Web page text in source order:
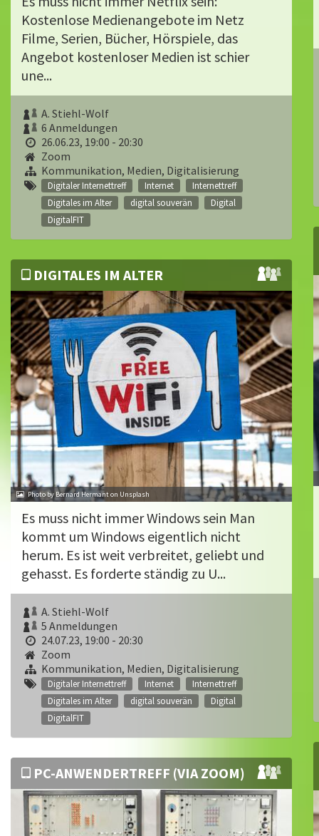
Kostenlose Medienangebote im Netz
Filme, Serien, Bücher, Hörspiele, das
Angebot kostenloser Medien ist schier
une...
A. Stiehl-Wolf
6 Anmeldungen
26.06.23, 19:00 - 20:30
Zoom
Kommunikation, Medien, Digitalisierung
Digitaler Internettreff Internet
Internettreff
Digitales im Alter
digital souverän
Digital
DigitalFIT
DIGITALES IM ALTER
Photo by Bernard Hermant on Unsplash
Es muss nicht immer Windows sein Man
kommt um Windows eigentlich nicht
herum. Es ist weit verbreitet, geliebt und
gehasst. Es forderte ständig zu U...
A. Stiehl-Wolf
5 Anmeldungen
24.07.23, 19:00 - 20:30
Zoom
Kommunikation, Medien, Digitalisierung
Digitaler Internettreff Internet
Internettreff
Digitales im Alter
digital souverän
Digital
DigitalFIT
PC-ANWENDERTREFF (VIA ZOOM)